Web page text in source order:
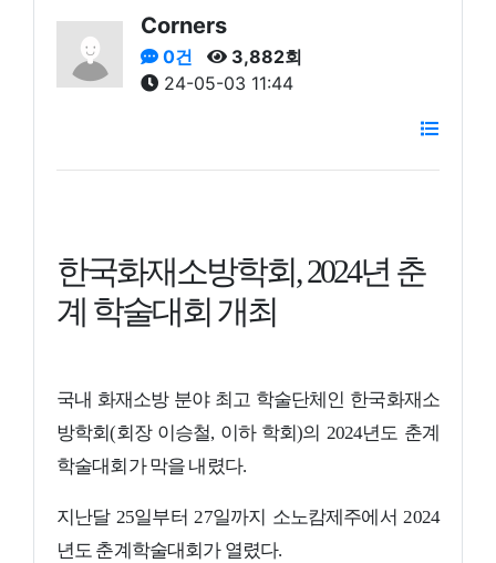
Corners
0건
3,882회
24-05-03 11:44
한국화재소방학회, 2024년 춘
계 학술대회 개최
국내 화재소방 분야 최고 학술단체인 한국화재소
방학회(회장 이승철, 이하 학회)의 2024년도 춘계
학술대회가 막을 내렸다.
지난달 25일부터 27일까지 소노캄제주에서 2024
년도 춘계학술대회가 열렸다.